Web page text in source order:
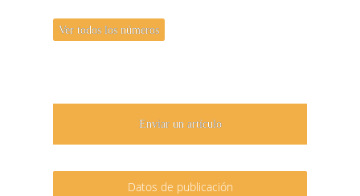
Ver todos los números
Enviar un artículo
Datos de publicación